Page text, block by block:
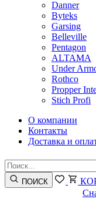
Danner
Byteks
Garsing
Belleville
Pentagon
ALTAMA
Under
Rothco
Propper
Stich Profi
О компании
Контакты
Доставка и
ПОИСК